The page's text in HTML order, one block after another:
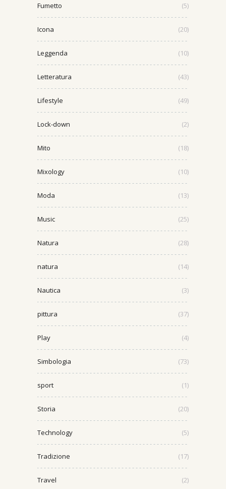
Fumetto (5)
Icona (20)
Leggenda (10)
Letteratura (43)
Lifestyle (49)
Lock-down (2)
Mito (18)
Mixology (10)
Moda (13)
Music (25)
Natura (28)
natura (14)
Nautica (3)
pittura (37)
Play (4)
Simbologia (73)
sport (1)
Storia (20)
Technology (5)
Tradizione (17)
Travel (2)